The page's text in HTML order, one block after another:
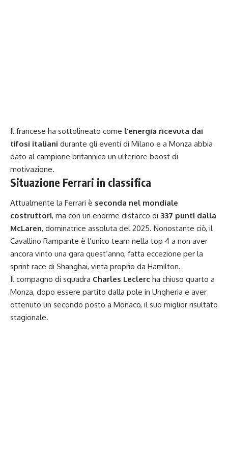
Il francese ha sottolineato come l’energia ricevuta dai
tifosi italiani durante gli eventi di Milano e a Monza abbia
dato al campione britannico un ulteriore boost di
motivazione.
Situazione Ferrari in classifica
Attualmente la Ferrari è seconda nel mondiale
costruttori, ma con un enorme distacco di 337 punti dalla
McLaren, dominatrice assoluta del 2025. Nonostante ciò, il
Cavallino Rampante è l’unico team nella top 4 a non aver
ancora vinto una gara quest’anno, fatta eccezione per la
sprint race di Shanghai, vinta proprio da Hamilton.
Il compagno di squadra Charles Leclerc ha chiuso quarto a
Monza, dopo essere partito dalla pole in Ungheria e aver
ottenuto un secondo posto a Monaco, il suo miglior risultato
stagionale.